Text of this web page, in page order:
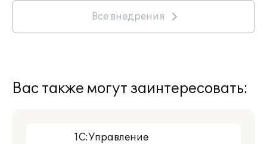
Все внедрения
Вас также могут заинтересовать:
1С:Управление